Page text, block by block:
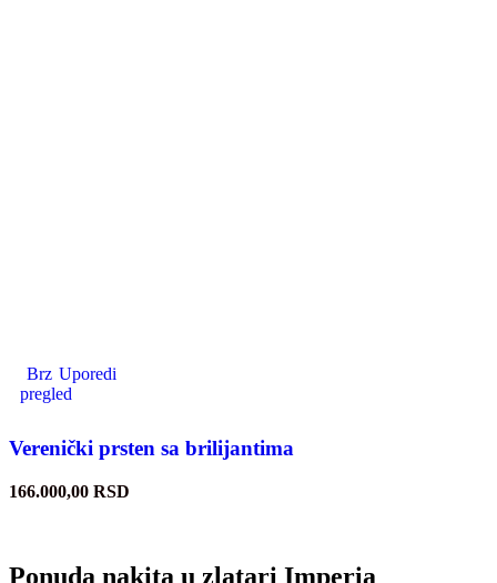
Brz
pregled
Uporedi
Verenički prsten sa brilijantima
166.000,00 RSD
Ponuda nakita u zlatari Imperia